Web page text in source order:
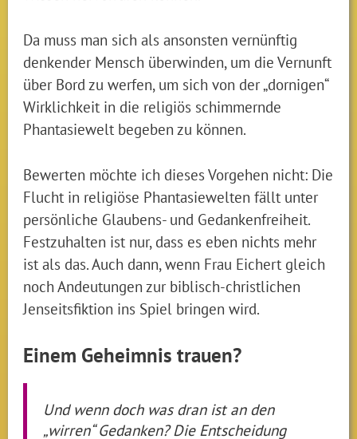
Da muss man sich als ansonsten vernünftig
denkender Mensch überwinden, um die Vernunft
über Bord zu werfen, um sich von der „dornigen“
Wirklichkeit in die religiös schimmernde
Phantasiewelt begeben zu können.
Bewerten möchte ich dieses Vorgehen nicht: Die
Flucht in religiöse Phantasiewelten fällt unter
persönliche Glaubens- und Gedankenfreiheit.
Festzuhalten ist nur, dass es eben nichts mehr
ist als das. Auch dann, wenn Frau Eichert gleich
noch Andeutungen zur biblisch-christlichen
Jenseitsfiktion ins Spiel bringen wird.
Einem Geheimnis trauen?
Und wenn doch was dran ist an den
„wirren“ Gedanken? Die Entscheidung